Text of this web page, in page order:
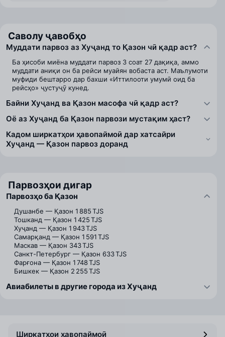
Саволу ҷавобҳо
Муддати парвоз аз Хуҷанд то Қазон чӣ қадр аст?
Ба ҳисоби миёна муддати парвоз 3 соат 27 дақиқа, аммо
муддати аниқи он ба рейси муайян вобаста аст. Маълумоти
муфиди бештарро дар бахши «Иттилооти умумӣ оид ба
рейсҳо» ҷустуҷӯ кунед.
Байни Хуҷанд ва Қазон масофа чӣ қадр аст?
Оё аз Хуҷанд ба Қазон парвози мустақим ҳаст?
Кадом ширкатҳои ҳавопаймоӣ дар хатсайри
Хуҷанд — Қазон парвоз доранд
Парвозҳои дигар
Парвозҳо ба Қазон
Душанбе — Қазон 1 885 TJS
Тошканд — Қазон 1 425 TJS
Хуҷанд — Қазон 1 943 TJS
Самарқанд — Қазон 1 591 TJS
Маскав — Қазон 343 TJS
Санкт-Петербург — Қазон 633 TJS
Фарғона — Қазон 1 748 TJS
Бишкек — Қазон 2 255 TJS
Авиабилеты в другие города из Хуҷанд
Ширкатҳои ҳавопаймоӣ